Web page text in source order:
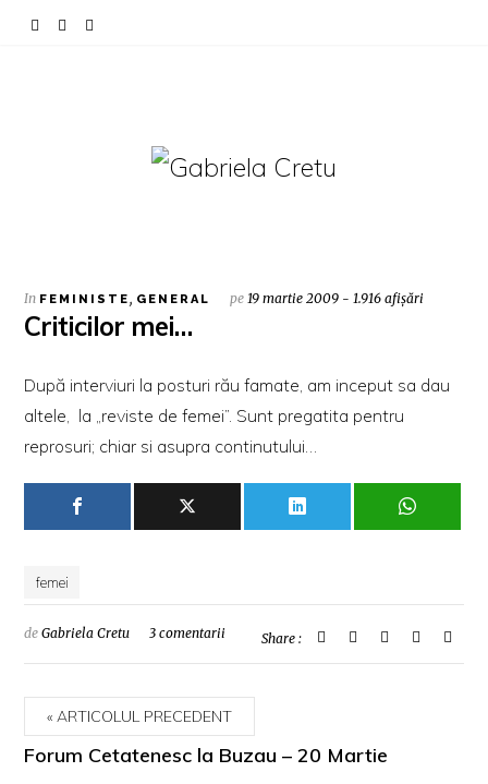
In FEMINISTE, GENERAL pe 19 martie 2009 - 1.916 afișări
Criticilor mei…
După interviuri la posturi rău famate, am inceput sa dau
altele , la „reviste de femei”. Sunt pregatita pentru
reprosuri; chiar si asupra continutului…
femei
deGabriela Cretu 3 comentarii Share :
ARTICOLUL PRECEDENT
Forum Cetatenesc la Buzau – 20 Martie